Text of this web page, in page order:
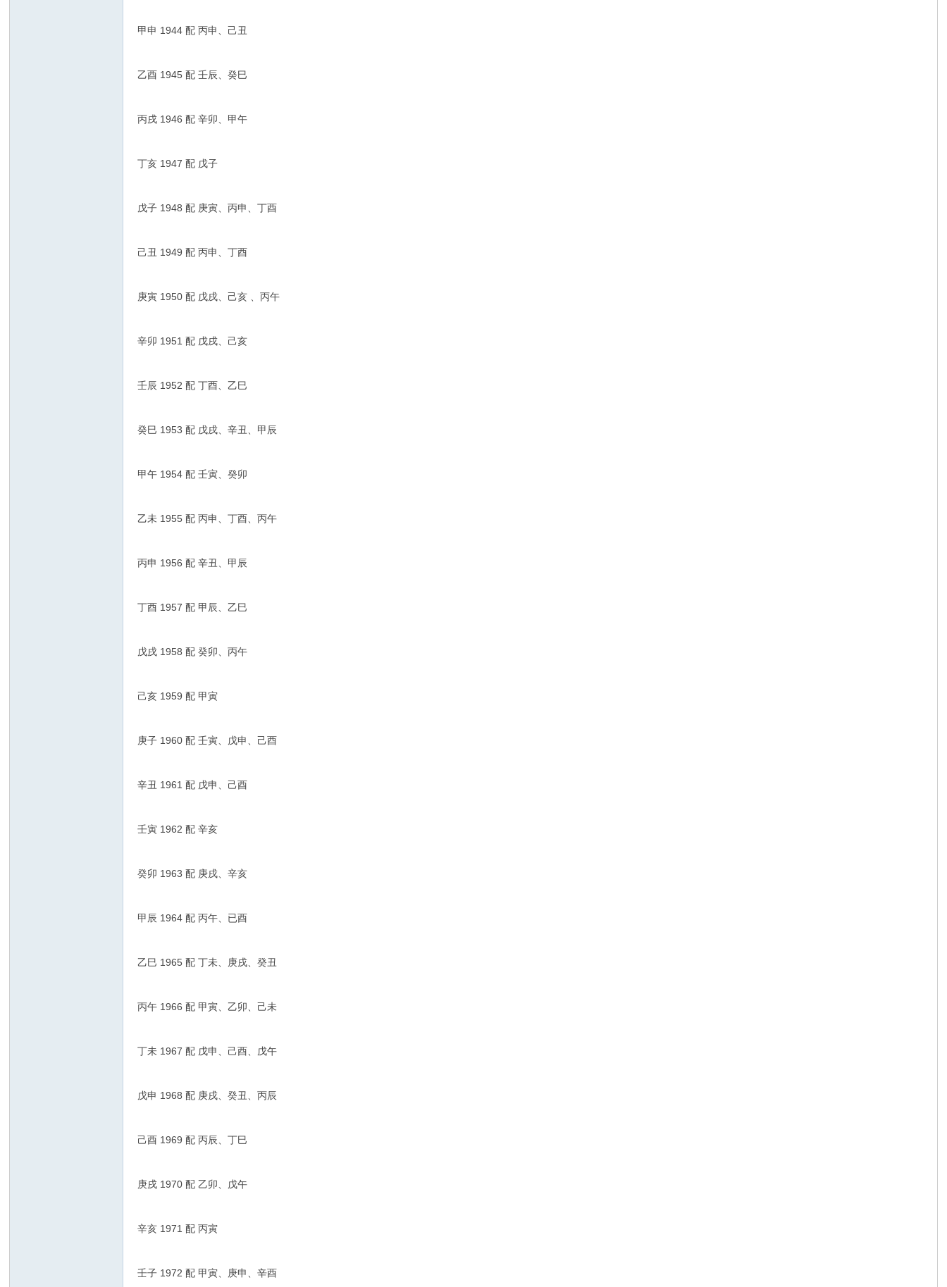
甲申 1944 配 丙申、己丑
乙酉 1945 配 壬辰、癸巳
丙戌 1946 配 辛卯、甲午
丁亥 1947 配 戊子
戊子 1948 配 庚寅、丙申、丁酉
己丑 1949 配 丙申、丁酉
庚寅 1950 配 戊戌、己亥 、丙午
辛卯 1951 配 戊戌、己亥
壬辰 1952 配 丁酉、乙巳
癸巳 1953 配 戊戌、辛丑、甲辰
甲午 1954 配 壬寅、癸卯
乙未 1955 配 丙申、丁酉、丙午
丙申 1956 配 辛丑、甲辰
丁酉 1957 配 甲辰、乙巳
戊戌 1958 配 癸卯、丙午
己亥 1959 配 甲寅
庚子 1960 配 壬寅、戊申、己酉
辛丑 1961 配 戊申、己酉
壬寅 1962 配 辛亥
癸卯 1963 配 庚戌、辛亥
甲辰 1964 配 丙午、已酉
乙巳 1965 配 丁未、庚戌、癸丑
丙午 1966 配 甲寅、乙卯、己未
丁未 1967 配 戊申、己酉、戊午
戊申 1968 配 庚戌、癸丑、丙辰
己酉 1969 配 丙辰、丁巳
庚戌 1970 配 乙卯、戊午
辛亥 1971 配 丙寅
壬子 1972 配 甲寅、庚申、辛酉